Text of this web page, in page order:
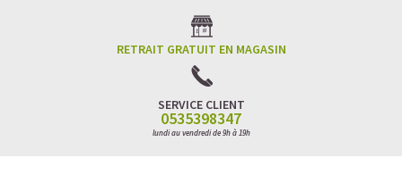
RETRAIT GRATUIT EN MAGASIN
SERVICE CLIENT
0535398347
lundi au vendredi de 9h à 19h